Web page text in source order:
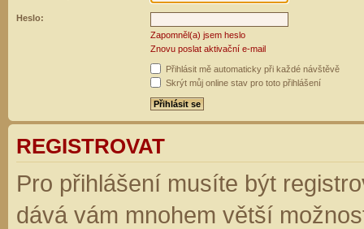
Heslo:
Zapomněl(a) jsem heslo
Znovu poslat aktivační e-mail
Přihlásit mě automaticky při každé návštěvě
Skrýt můj online stav pro toto přihlášení
REGISTROVAT
Pro přihlášení musíte být
dává vám mnohem větší